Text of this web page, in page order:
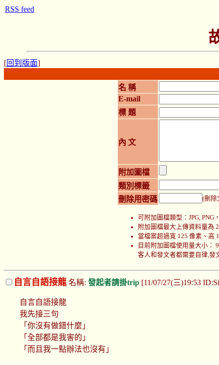
[回到版面]
名 稱
E-mail
標 題
內 文
附加圖檔
類別標籤
刪除用密碼
(刪除
可附加圖檔類型：JPG, PNG
附加圖檔最大上傳資料量為
當檔案超過寬 125 像素、高
目前附加圖檔使用量大小：
客人和發文者都需要自律,發
自言自語接龍 名稱: 發起者請掛trip [11/07/27(三)19:53
自言自語接龍
我先接三句
「你沒有做錯什麼」
「全部都是我害的」
「而且我一點辦法也沒有」
RSS feed